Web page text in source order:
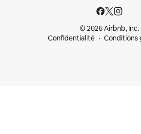
© 2026 Airbnb, Inc.
Confidentialité
Conditions